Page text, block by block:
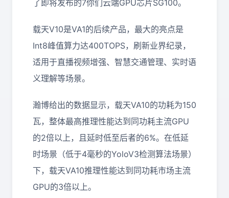
了即将发布的7你们云端GPU芯片SG100。
载天V10是VA1的后续产品，最大的亮点是
Int8峰值算力达400TOPS，刷新业界纪录，
适用于直播视频增强、智慧交通管理、实时语
义理解等场景。
瀚博给出的数据显示，载天VA10的功耗为150
瓦，整体最高推理性能达到同功耗主流GPU
的2倍以上，且延时低至后者的6%。在低延
时场景（低于4毫秒的YoloV3检测算法场景）
下，载天VA10推理性能达到同功耗市场主流
GPU的3倍以上。